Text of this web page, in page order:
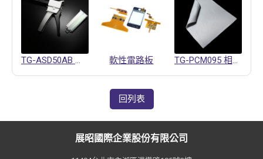
TG-ASD50AB 導熱凝膠 軟性電路板 TG-PCM095 相變化材料
回列表
展昭國際企業股份有限公司